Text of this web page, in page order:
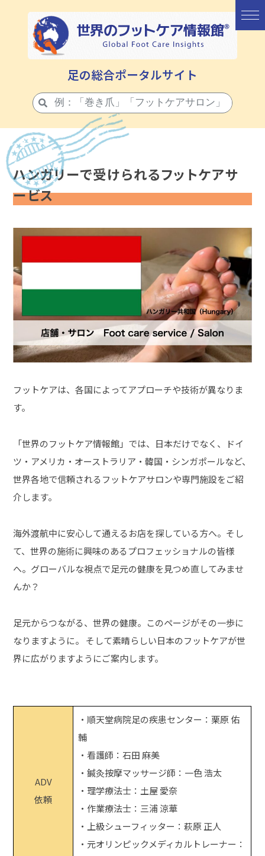
足の総合ポータルサイト
ハンガリーで受けられるフットケアサ
ービス
フットケアは、各国によってアプローチや技術が異なりま
す。
「世界のフットケア情報館」では、日本だけでなく、ドイ
ツ・アメリカ・オーストラリア・韓国・シンガポールなど、
世界各地で信頼されるフットケアサロンや専門施設をご紹
介します。
海外渡航中に安心して通えるお店を探している方へ。そし
て、世界の施術に興味のあるプロフェッショナルの皆様
へ。グローバルな視点で足元の健康を見つめ直してみませ
んか？
足元からつながる、世界の健康。このページがその一歩に
なりますように。 そして素晴らしい日本のフットケアが世
界に広がりますようにご案内します。
ADV
依頼
・順天堂病院足の疾患センター：栗原 佑
輔
・看護師：石田 麻美
・鍼灸按摩マッサージ師：一色 浩太
・理学療法士：土屋 愛奈
・作業療法士：三浦 涼華
・上級シューフィッター：萩原 正人
・元オリンピックメディカルトレーナー：